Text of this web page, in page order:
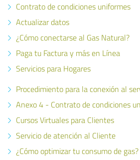
Contrato de condiciones uniformes
Actualizar datos
¿Cómo conectarse al Gas Natural?
Paga tu Factura y más en Línea
Servicios para Hogares
Procedimiento para la conexión al
Anexo 4 - Contrato de condiciones
Cursos Virtuales para Clientes
Servicio de atención al Cliente
¿Cómo optimizar tu consumo de gas?